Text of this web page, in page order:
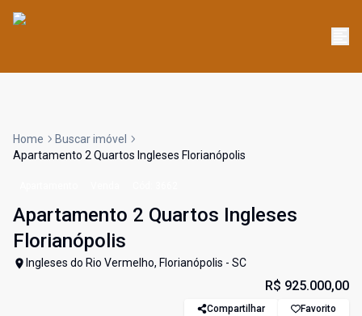
Home
Buscar imóvel
Apartamento 2 Quartos Ingleses Florianópolis
Apartamento 2 Quartos Ingleses
Florianópolis
Ingleses do Rio Vermelho, Florianópolis - SC
R$ 925.000,00
Compartilhar Favorito